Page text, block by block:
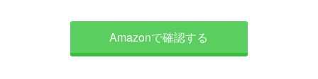
Amazonで確認する